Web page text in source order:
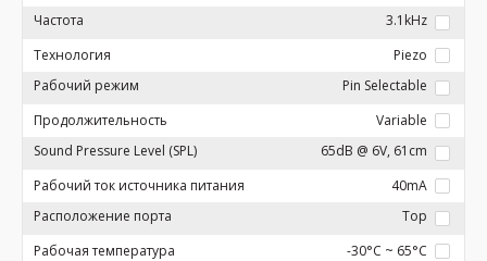
Частота
3.1kHz
Технология
Piezo
Рабочий режим
Pin Selectable
Продолжительность
Variable
Sound Pressure Level (SPL)
65dB @ 6V, 61cm
Рабочий ток источника питания
40mA
Расположение порта
Top
Рабочая температура
-30°C ~ 65°C